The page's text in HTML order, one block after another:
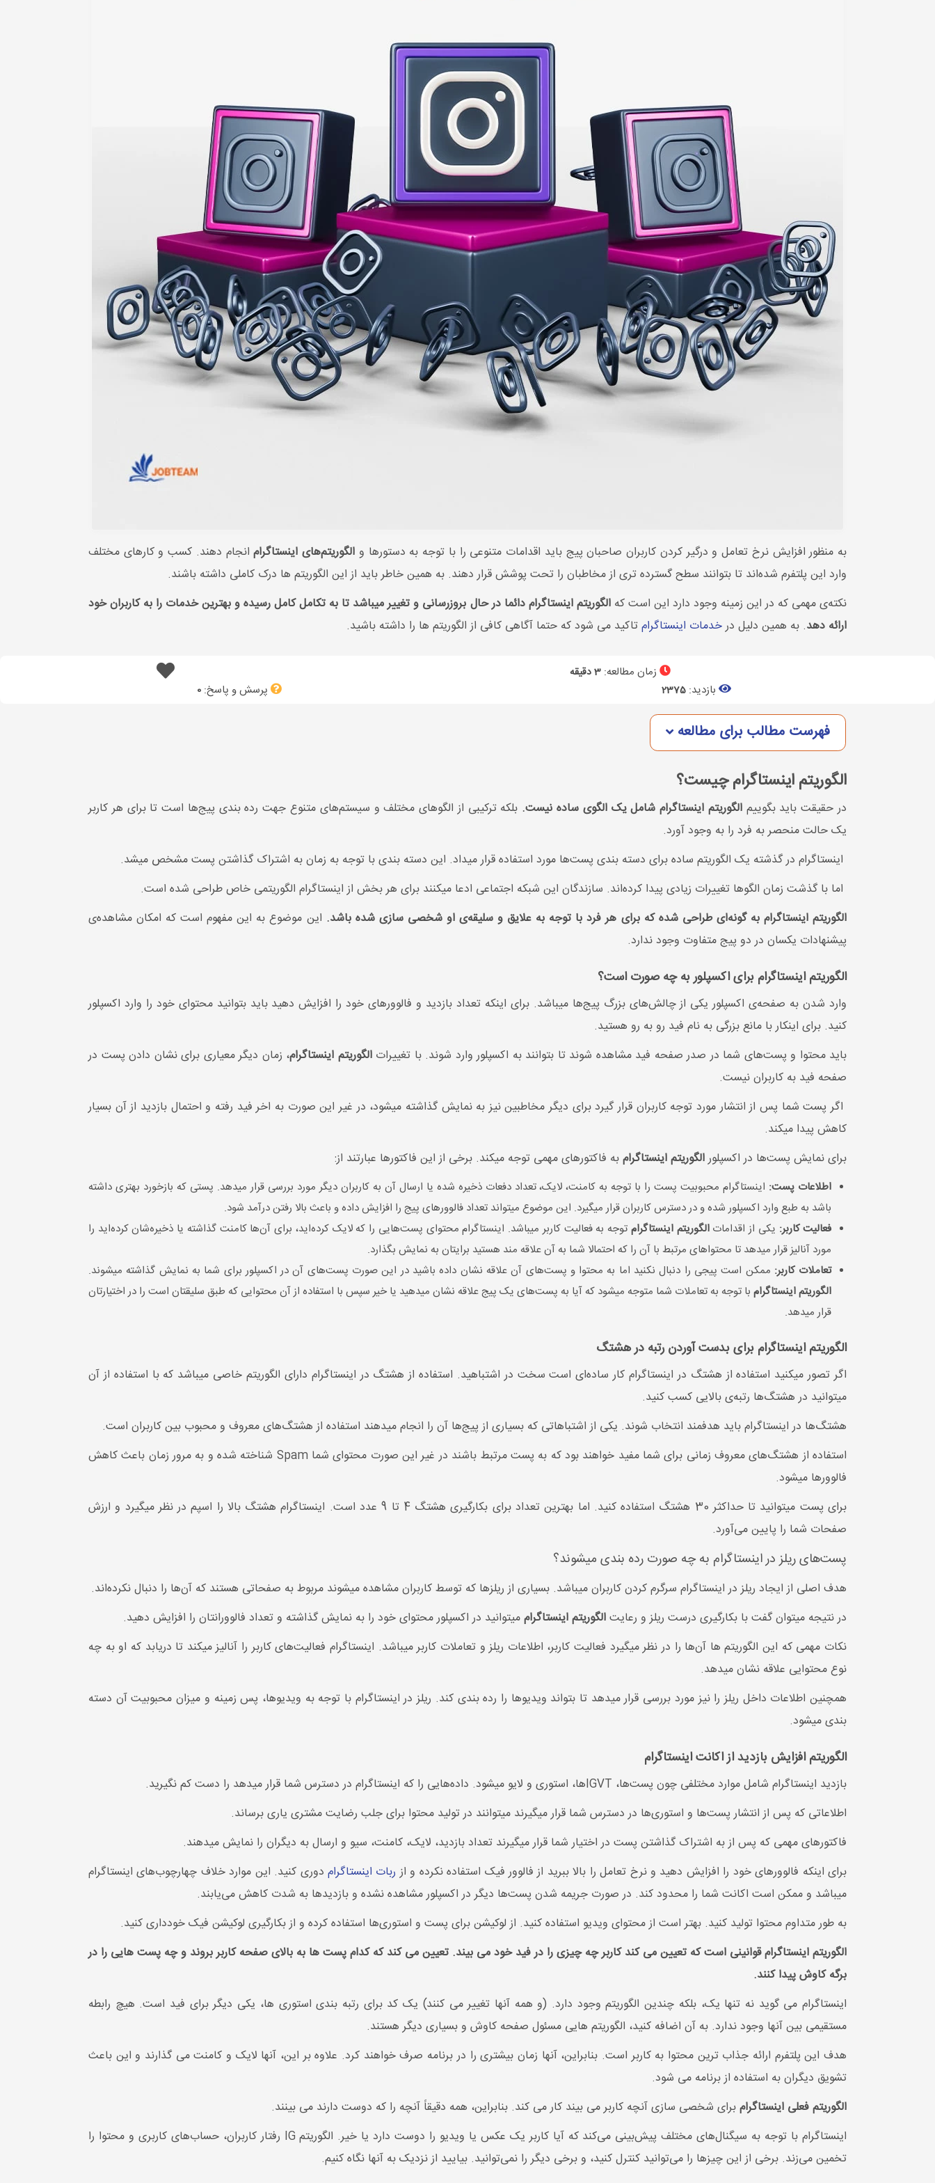
به منظور افزایش نرخ تعامل و درگیر کردن کاربران صاحبان پیج باید اقدامات متنوعی را با توجه به دستورها و الگوریتم‌های اینستاگرامانجام دهند. کسب و کارهای مختلف
وارد این پلتفرم شده‌اند تا بتوانند سطح گسترده تری از مخاطبان را تحت پوشش قرار دهند. به همین خاطر باید از این الگوریتم ها درک کاملی داشته باشند.
نکته‌ی مهمی که در این زمینه وجود دارد این است کهالگوریتم اینستاگرام دائما در حال بروزرسانی و تغییر میباشد تا به تکامل کامل رسیده و بهترین خدمات را به کاربران خود
ارائه دهد. به همین دلیل درخدمات اینستاگرامتاکید می شود که حتما آگاهی کافی از الگوریتم ها را داشته باشید.
زمان مطالعه:3 دقیقه
بازدید:2375 پرسش و پاسخ:0
فهرست مطالب برای مطالعه
الگوریتم اینستاگرام چیست؟
در حقیقت باید بگوییمالگوریتم اینستاگرام شامل یک الگوی ساده نیست. بلکه ترکیبی از الگوهای مختلف و سیستم‌های متنوع جهت رده بندی پیج‌ها است تا برای هر کاربر
یک حالت منحصر به فرد را به وجود آورد.
اینستاگرام در گذشته یک الگوریتم ساده برای دسته بندی پست‌ها مورد استفاده قرار میداد. این دسته بندی با توجه به زمان به اشتراک گذاشتن پست مشخص میشد.
اما با گذشت زمان الگوها تغییرات زیادی پیدا کرده‌اند. سازندگان این شبکه اجتماعی ادعا میکنند برای هر بخش از اینستاگرام الگوریتمی خاص طراحی شده است.
الگوریتم اینستاگرام به گونه‌ای طراحی شده که برای هر فرد با توجه به علایق و سلیقه‌ی او شخصی سازی شده باشد. این موضوع به این مفهوم است که امکان مشاهده‌ی
پیشنهادات یکسان در دو پیج متفاوت وجود ندارد.
الگوریتم اینستاگرام برای اکسپلور به چه صورت است؟
وارد شدن به صفحه‌ی اکسپلور یکی از چالش‌های بزرگ پیج‌ها میباشد. برای اینکه تعداد بازدید و فالوورهای خود را افزایش دهید باید بتوانید محتوای خود را وارد اکسپلور
کنید. برای اینکار با مانع بزرگی به نام فید رو به رو هستید.
باید محتوا و پست‌های شما در صدر صفحه فید مشاهده شوند تا بتوانند به اکسپلور وارد شوند. با تغییراتالگوریتم اینستاگرام، زمان دیگر معیاری برای نشان دادن پست در
صفحه فید به کاربران نیست.
اگر پست شما پس از انتشار مورد توجه کاربران قرار گیرد برای دیگر مخاطبین نیز به نمایش گذاشته میشود، در غیر این صورت به اخر فید رفته و احتمال بازدید از آن بسیار
کاهش پیدا میکند.
برای نمایش پست‌ها در اکسپلورالگوریتم اینستاگرامبه فاکتورهای مهمی توجه میکند. برخی از این فاکتورها عبارتند از:
اطلاعات پست: اینستاگرام محبوبیت پست را با توجه به کامنت، لایک، تعداد دفعات ذخیره شده یا ارسال آن به کاربران دیگر مورد بررسی قرار میدهد. پستی که بازخورد بهتری داشته
باشد به طبع وارد اکسپلور شده و در دسترس کاربران قرار میگیرد. این موضوع میتواند تعداد فالوورهای پیج را افزایش داده و باعث بالا رفتن درآمد شود.
فعالیت کاربر: یکی از اقداماتالگوریتم اینستاگرام توجه به فعالیت کاربر میباشد. اینستاگرام محتوای پست‌هایی را که لایک کرده‌اید، برای آن‌ها کامنت گذاشته یا ذخیره‌شان کرده‌اید را
مورد آنالیز قرار میدهد تا محتواهای مرتبط با آن را که احتمالا شما به آن علاقه مند هستید برایتان به نمایش بگذارد.
تعاملات کاربر: ممکن است پیجی را دنبال نکنید اما به محتوا و پست‌های آن علاقه نشان داده باشید در این صورت پست‌های آن در اکسپلور برای شما به نمایش گذاشته میشوند.
الگوریتم اینستاگرامبا توجه به تعاملات شما متوجه میشود که آیا به پست‌های یک پیج علاقه نشان میدهید یا خیر سپس با استفاده از آن محتوایی که طبق سلیقتان است را در اختیارتان
قرار میدهد.
الگوریتم اینستاگرام برای بدست آوردن رتبه در هشتگ
اگر تصور میکنید استفاده از هشتگ در اینستاگرام کار ساده‌ای است سخت در اشتباهید. استفاده از هشتگ در اینستاگرام دارای الگوریتم خاصی میباشد که با استفاده از آن
میتوانید در هشتگ‌ها رتبه‌ی بالایی کسب کنید.
هشتگ‌ها در اینستاگرام باید هدفمند انتخاب شوند. یکی از اشتباهاتی که بسیاری از پیج‌ها آن را انجام میدهند استفاده از هشتگ‌های معروف و محبوب بین کاربران است.
استفاده از هشتگ‌های معروف زمانی برای شما مفید خواهند بود که به پست مرتبط باشند در غیر این صورت محتوای شما Spam شناخته شده و به مرور زمان باعث کاهش
فالوورها میشود.
برای پست میتوانید تا حداکثر 30 هشتگ استفاده کنید. اما بهترین تعداد برای بکارگیری هشتگ 4 تا 9 عدد است. اینستاگرام هشتگ بالا را اسپم در نظر میگیرد و ارزش
صفحات شما را پایین می‌آورد.
پست‌های ریلز در اینستاگرام به چه صورت رده بندی میشوند؟
هدف اصلی از ایجاد ریلز در اینستاگرام سرگرم کردن کاربران میباشد. بسیاری از ریلزها که توسط کاربران مشاهده میشوند مربوط به صفحاتی هستند که آن‌ها را دنبال نکرده‌اند.
در نتیجه میتوان گفت با بکارگیری درست ریلز و رعایتالگوریتم اینستاگراممیتوانید در اکسپلور محتوای‌ خود را به نمایش گذاشته و تعداد فالوورانتان را افزایش دهید.
نکات مهمی که این الگوریتم ها آن‌ها را در نظر میگیرد فعالیت کاربر، اطلاعات ریلز و تعاملات کاربر میباشد. اینستاگرام فعالیت‌های کاربر را آنالیز میکند تا دریابد که او به چه
نوع محتوایی علاقه نشان میدهد.
همچنین اطلاعات داخل ریلز را نیز مورد بررسی قرار میدهد تا بتواند ویدیوها را رده بندی کند. ریلز در اینستاگرام با توجه به ویدیوها، پس زمینه و میزان محبوبیت آن دسته
بندی میشود.
الگوریتم افزایش بازدید از اکانت اینستاگرام
بازدید اینستاگرام شامل موارد مختلفی چون پست‌ها، IGVTها، استوری و لایو میشود. داده‌هایی را که اینستاگرام در دسترس شما قرار میدهد را دست کم نگیرید.
اطلاعاتی که پس از انتشار پست‌ها و استوری‌ها در دسترس شما قرار میگیرند میتوانند در تولید محتوا برای جلب رضایت مشتری یاری برساند.
فاکتورهای مهمی که پس از به اشتراک گذاشتن پست در اختیار شما قرار میگیرند تعداد بازدید، لایک، کامنت، سیو و ارسال به دیگران را نمایش میدهند.
برای اینکه فالوورهای خود را افزایش دهید و نرخ تعامل را بالا ببرید از فالوور فیک استفاده نکرده و از ربات اینستاگرام دوری کنید. این موارد خلاف چهارچوب‌های اینستاگرام
میباشد و ممکن است اکانت شما را محدود کند. در صورت جریمه شدن پست‌ها دیگر در اکسپلور مشاهده نشده و بازدیدها به شدت کاهش می‌یابند.
به طور متداوم محتوا تولید کنید. بهتر است از محتوای ویدیو استفاده کنید. از لوکیشن برای پست و استوری‌ها استفاده کرده و از بکارگیری لوکیشن فیک خودداری کنید.
الگوریتم اینستاگرام قوانینی است که تعیین می کند کاربر چه چیزی را در فید خود می بیند. تعیین می کند که کدام پست ها به بالای صفحه کاربر بروند و چه پست هایی را در
برگه کاوش پیدا کنند.
اینستاگرام می گوید نه تنها یک، بلکه چندین الگوریتم وجود دارد. (و همه آنها تغییر می کنند) یک کد برای رتبه بندی استوری ها، یکی دیگر برای فید است. هیچ رابطه
مستقیمی بین آنها وجود ندارد. به آن اضافه کنید، الگوریتم هایی مسئول صفحه کاوش و بسیاری دیگر هستند.
هدف این پلتفرم ارائه جذاب ترین محتوا به کاربر است. بنابراین، آنها زمان بیشتری را در برنامه صرف خواهند کرد. علاوه بر این، آنها لایک و کامنت می گذارند و این باعث
تشویق دیگران به استفاده از برنامه می شود.
الگوریتم فعلی اینستاگرامبرای شخصی سازی آنچه کاربر می بیند کار می کند. بنابراین، همه دقیقاً آنچه را که دوست دارند می بینند.
اینستاگرام با توجه به سیگنال‌های مختلف پیش‌بینی می‌کند که آیا کاربر یک عکس یا ویدیو را دوست دارد یا خیر. الگوریتم IG رفتار کاربران، حساب‌های کاربری و محتوا را
تخمین می‌زند. برخی از این چیزها را می‌توانید کنترل کنید، و برخی دیگر را نمی‌توانید. بیایید از نزدیک به آنها نگاه کنیم.